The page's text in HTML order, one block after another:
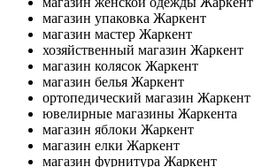
магазин упаковка Жаркент
магазин мастер Жаркент
хозяйственный магазин Жаркент
магазин колясок Жаркент
магазин белья Жаркент
ортопедический магазин Жаркент
ювелирные магазины Жаркента
магазин яблоки Жаркент
магазин елки Жаркент
магазин фурнитура Жаркент